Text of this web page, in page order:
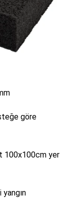
göre
100x100cm yer